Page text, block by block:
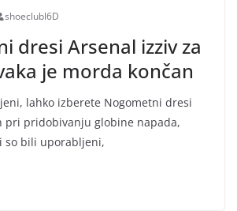
shoeclubl6D
dresi Arsenal izziv za
je morda končan
lahko izberete Nogometni dresi
pri pridobivanju globine napada,
so bili uporabljeni,